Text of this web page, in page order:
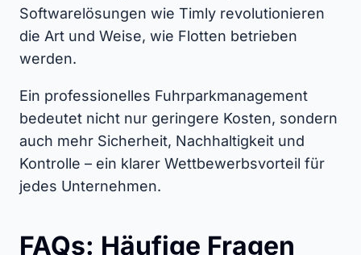
Softwarelösungen wie Timly revolutionieren
die Art und Weise, wie Flotten betrieben
werden.
Ein professionelles Fuhrparkmanagement
bedeutet nicht nur geringere Kosten, sondern
auch mehr Sicherheit, Nachhaltigkeit und
Kontrolle – ein klarer Wettbewerbsvorteil für
jedes Unternehmen.
FAQs: Häufige Fragen